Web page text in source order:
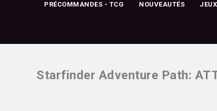
PRÉCOMMANDES - TCG NOUVEAUTÉS
Starfinder Adventure Path: